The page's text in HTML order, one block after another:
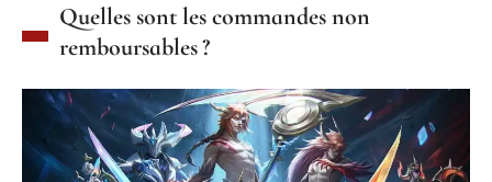
Quelles sont les commandes non
remboursables ?